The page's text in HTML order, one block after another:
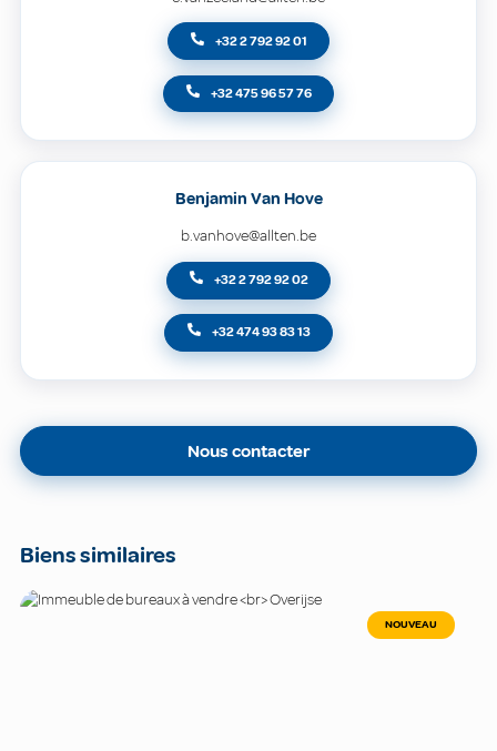
+32 2 792 92 01
+32 475 96 57 76
Benjamin Van Hove
b.vanhove@allten.be
+32 2 792 92 02
+32 474 93 83 13
Nous contacter
Biens similaires
NOUVEAU